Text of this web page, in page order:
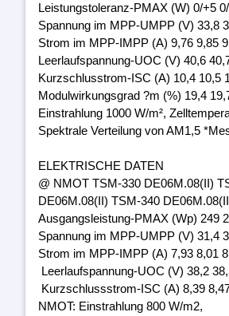
Leistungstoleranz-PMAX (W) 0/+5
Spannung im MPP-UMPP (V) 33,8
Strom im MPP-IMPP (A) 9,76 9,85
Leerlaufspannung-UOC (V) 40,6
Kurzschlusstrom-ISC (A) 10,4 10,5
Modulwirkungsgrad ?m (%) 19,4
Einstrahlung 1000 W/m²,
Spektrale Verteilung von AM1,5
ELEKTRISCHE DATEN
@ NMOT TSM-330 DE06M.08(II)
DE06M.08(II) TSM-340
Ausgangsleistung-PMAX (Wp) 249
Spannung im MPP-UMPP (V) 31,4
Strom im MPP-IMPP (A) 7,93 8,01
Leerlaufspannung-UOC (V) 38,2
Kurzschlussstrom-ISC (A) 8,39
NMOT: Einstrahlung 800 W/m2,